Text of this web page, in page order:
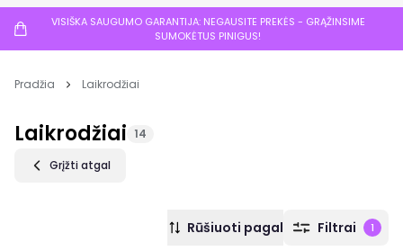
VISIŠKA SAUGUMO GARANTIJA: NEGAUSITE PREKĖS - GRĄŽINSIME
SUMOKĖTUS PINIGUS!
Pradžia Laikrodžiai
Laikrodžiai 14
Grįžti atgal
Rūšiuoti pagal Filtrai 1